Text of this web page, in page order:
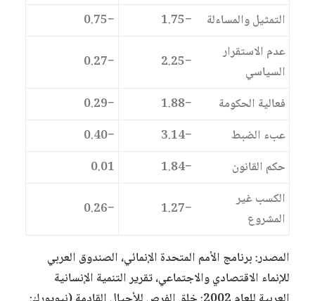
التمثيل والمساءلة
−1.75
−0.75
عدم الاستقرار
السياسي
−2.25
−0.27
فعالية الحكومة −1.88
−0.29
عبء الضبط
−3.14
−0.40
حكم القانون
−1.84
0.01
الكسب غير
المشروع
−1.27
−0.26
المصدر: برنامج الأمم المتحدة الإنمائي، الصندوق العربي
للإنماء الاقتصادي والاجتماعي، تقرير التنمية الإنسانية